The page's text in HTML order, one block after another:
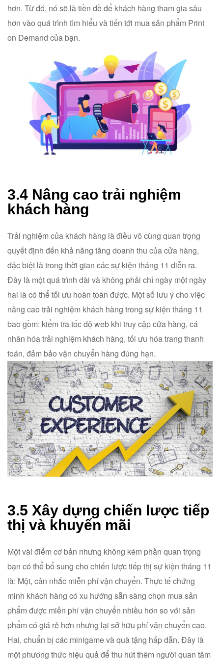
hơn. Từ đó, nó sẽ là tiền đề để khách hàng tham gia sâu
hơn vào quá trình tìm hiểu và tiến tới mua sản phẩm Print
on Demand của bạn.
3.4 Nâng cao trải nghiệm
khách hàng
Trải nghiệm của khách hàng là điều vô cùng quan trọng
quyết định đến khả năng tăng doanh thu của cửa hàng,
đặc biệt là trong thời gian các sự kiện tháng 11 diễn ra.
Đây là một quá trình dài và không phải chỉ ngày một ngày
hai là có thể tối ưu hoàn toàn được. Một số lưu ý cho việc
nâng cao trải nghiệm khách hàng trong sự kiện tháng 11
bao gồm: kiểm tra tốc độ web khi truy cập cửa hàng, cá
nhân hóa trải nghiệm khách hàng, tối ưu hóa trang thanh
toán, đảm bảo vận chuyển hàng đúng hạn.
3.5 Xây dựng chiến lược tiếp
thị và khuyến mãi
Một vài điểm cơ bản nhưng không kém phần quan trọng
bạn có thể bổ sung cho chiến lược tiếp thị sự kiện tháng 11
là: Một, cân nhắc miễn phí vận chuyển. Thực tế chứng
minh khách hàng có xu hướng sẵn sàng chọn mua sản
phẩm được miễn phí vận chuyển nhiều hơn so với sản
phẩm có giá rẻ hơn nhưng lại sở hữu phí vận chuyển cao.
Hai, chuẩn bị các minigame và quà tặng hấp dẫn. Đây là
một phương thức hiệu quả để thu hút thêm người quan tâm